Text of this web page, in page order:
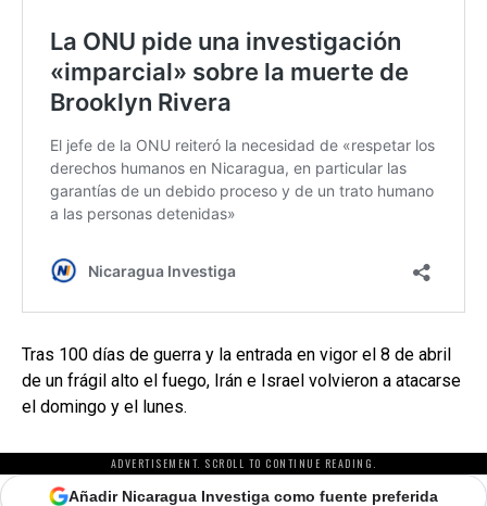
Tras 100 días de guerra y la entrada en vigor el 8 de abril
de un frágil alto el fuego, Irán e Israel volvieron a atacarse
el domingo y el lunes.
ADVERTISEMENT. SCROLL TO CONTINUE READING.
Añadir Nicaragua Investiga como fuente preferida